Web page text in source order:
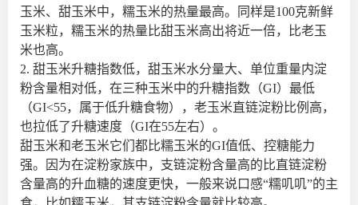
玉米、甜玉米中，糯玉米的热量最高。同样是100克新鲜
玉米粒，糯玉米的热量比甜玉米高出将近一倍，比老玉
米也高。
2. 甜玉米升糖指数低，甜玉米水分量大、单位重量内淀
粉含量相对低，在三种玉米中的升糖指数（GI）最低
（GI<55，属于低升糖食物），老玉米直链淀粉比例高，
也拉低了升糖速度（GI在55左右）。
甜玉米和老玉米它们都比糯玉米的GI值低、控糖能力
强。因为在淀粉家族中，支链淀粉含量高的比直链淀粉
含量高的升血糖的速度更快，一般来说口感“糯叽叽”的主